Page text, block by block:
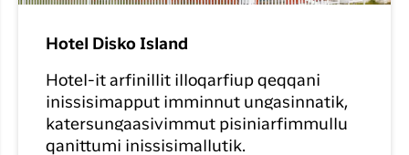
Hotel Disko Island
Hotel-it arfinillit illoqarfiup qeqqani
inissisimapput imminnut ungasinnatik,
katersungaasivimmut pisiniarfimmullu
qanittumi inissisimallutik.